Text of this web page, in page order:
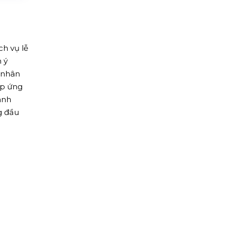
vụ lễ
ý
ứng
đầu